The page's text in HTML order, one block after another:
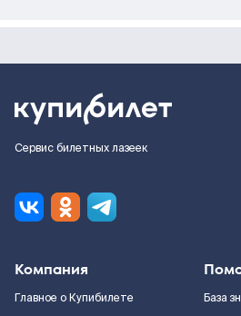
Сервис билетных лазеек
Компания
Главное о Купибилете
База